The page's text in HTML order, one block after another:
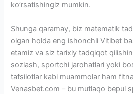
ko’rsatishingiz mumkin.
Shunga qaramay, biz matematik
olgan holda eng ishonchli Vitibet
etamiz va siz tarixiy tadqiqot
sozlash, sportchi jarohatlari yoki
tafsilotlar kabi muammolar ham
Venasbet.com – bu mutlaqo bepul